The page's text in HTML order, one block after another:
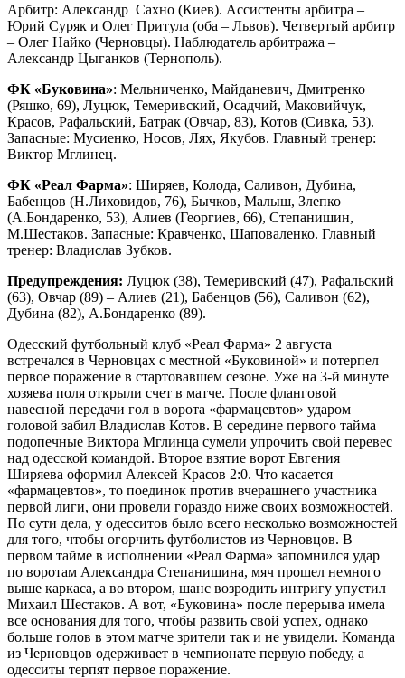
Арбитр: Александр Сахно (Киев). Ассистенты арбитра –
Юрий Суряк и Олег Притула (оба – Львов). Четвертый арбитр
– Олег Найко (Черновцы). Наблюдатель арбитража –
Александр Цыганков (Тернополь).
ФК «Буковина»: Мельниченко, Майданевич, Дмитренко
(Ряшко, 69), Луцюк, Темеривский, Осадчий, Маковийчук,
Красов, Рафальский, Батрак (Овчар, 83), Котов (Сивка, 53).
Запасные: Мусиенко, Носов, Лях, Якубов. Главный тренер:
Виктор Мглинец.
ФК «Реал Фарма»: Ширяев, Колода, Саливон, Дубина,
Бабенцов (Н.Лиховидов, 76), Бычков, Малыш, Злепко
(А.Бондаренко, 53), Алиев (Георгиев, 66), Степанишин,
М.Шестаков. Запасные: Кравченко, Шаповаленко. Главный
тренер: Владислав Зубков.
Предупреждения: Луцюк (38), Темеривский (47), Рафальский
(63), Овчар (89) – Алиев (21), Бабенцов (56), Саливон (62),
Дубина (82), А.Бондаренко (89).
Одесский футбольный клуб «Реал Фарма» 2 августа
встречался в Черновцах с местной «Буковиной» и потерпел
первое поражение в стартовавшем сезоне. Уже на 3-й минуте
хозяева поля открыли счет в матче. После фланговой
навесной передачи гол в ворота «фармацевтов» ударом
головой забил Владислав Котов. В середине первого тайма
подопечные Виктора Мглинца сумели упрочить свой перевес
над одесской командой. Второе взятие ворот Евгения
Ширяева оформил Алексей Красов 2:0. Что касается
«фармацевтов», то поединок против вчерашнего участника
первой лиги, они провели гораздо ниже своих возможностей.
По сути дела, у одесситов было всего несколько возможностей
для того, чтобы огорчить футболистов из Черновцов. В
первом тайме в исполнении «Реал Фарма» запомнился удар
по воротам Александра Степанишина, мяч прошел немного
выше каркаса, а во втором, шанс возродить интригу упустил
Михаил Шестаков. А вот, «Буковина» после перерыва имела
все основания для того, чтобы развить свой успех, однако
больше голов в этом матче зрители так и не увидели. Команда
из Черновцов одерживает в чемпионате первую победу, а
одесситы терпят первое поражение.